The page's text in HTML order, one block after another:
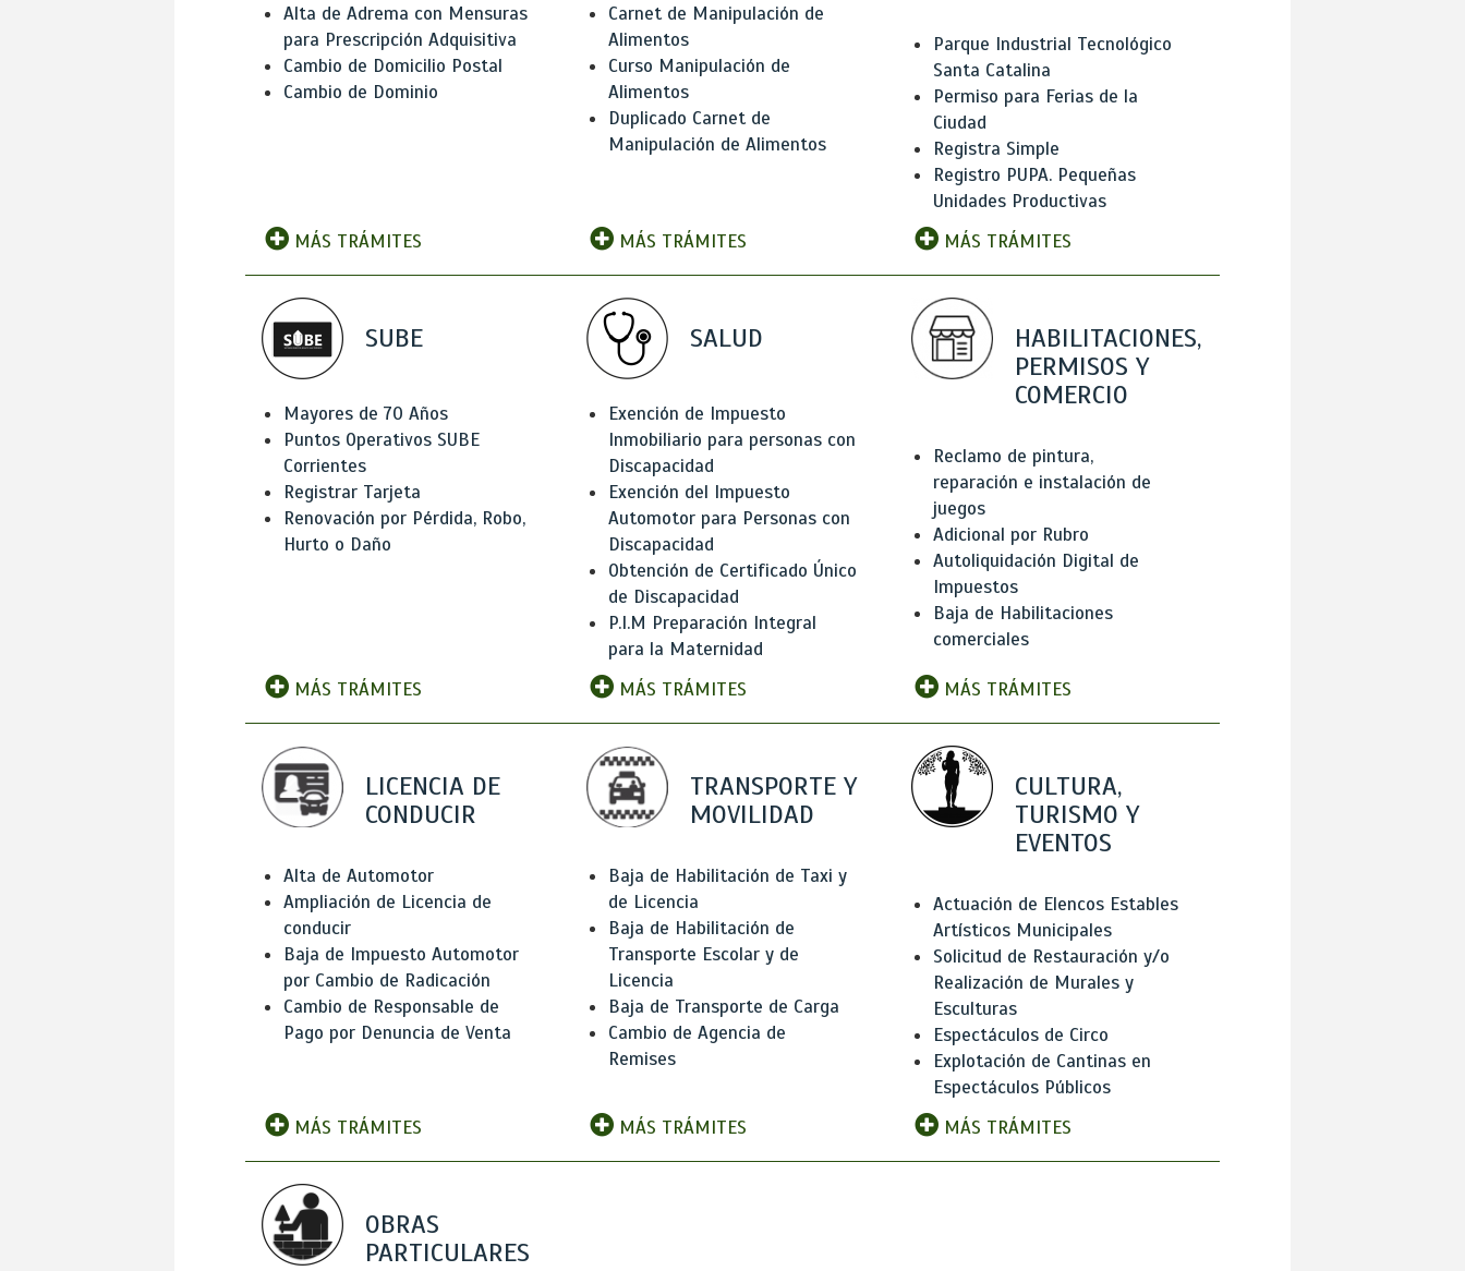
Alta de Adrema con Mensuras
para Prescripción Adquisitiva
Cambio de Domicilio Postal
Cambio de Dominio
MÁS TRÁMITES
Carnet de Manipulación de
Alimentos
Curso Manipulación de
Alimentos
Duplicado Carnet de
Manipulación de Alimentos
MÁS TRÁMITES
Parque Industrial Tecnológico
Santa Catalina
Permiso para Ferias de la
Ciudad
Registra Simple
Registro PUPA. Pequeñas
Unidades Productivas
MÁS TRÁMITES
SUBE
Mayores de 70 Años
Puntos Operativos SUBE
Corrientes
Registrar Tarjeta
Renovación por Pérdida, Robo,
Hurto o Daño
MÁS TRÁMITES
SALUD
Exención de Impuesto
Inmobiliario para personas con
Discapacidad
Exención del Impuesto
Automotor para Personas con
Discapacidad
Obtención de Certificado Único
de Discapacidad
P.I.M Preparación Integral
para la Maternidad
MÁS TRÁMITES
HABILITACIONES,
PERMISOS Y
COMERCIO
Reclamo de pintura,
reparación e instalación de
juegos
Adicional por Rubro
Autoliquidación Digital de
Impuestos
Baja de Habilitaciones
comerciales
MÁS TRÁMITES
LICENCIA DE
CONDUCIR
Alta de Automotor
Ampliación de Licencia de
conducir
Baja de Impuesto Automotor
por Cambio de Radicación
Cambio de Responsable de
Pago por Denuncia de Venta
MÁS TRÁMITES
TRANSPORTE Y
MOVILIDAD
Baja de Habilitación de Taxi y
de Licencia
Baja de Habilitación de
Transporte Escolar y de
Licencia
Baja de Transporte de Carga
Cambio de Agencia de
Remises
MÁS TRÁMITES
CULTURA,
TURISMO Y
EVENTOS
Actuación de Elencos Estables
Artísticos Municipales
Solicitud de Restauración y/o
Realización de Murales y
Esculturas
Espectáculos de Circo
Explotación de Cantinas en
Espectáculos Públicos
MÁS TRÁMITES
OBRAS
PARTICULARES